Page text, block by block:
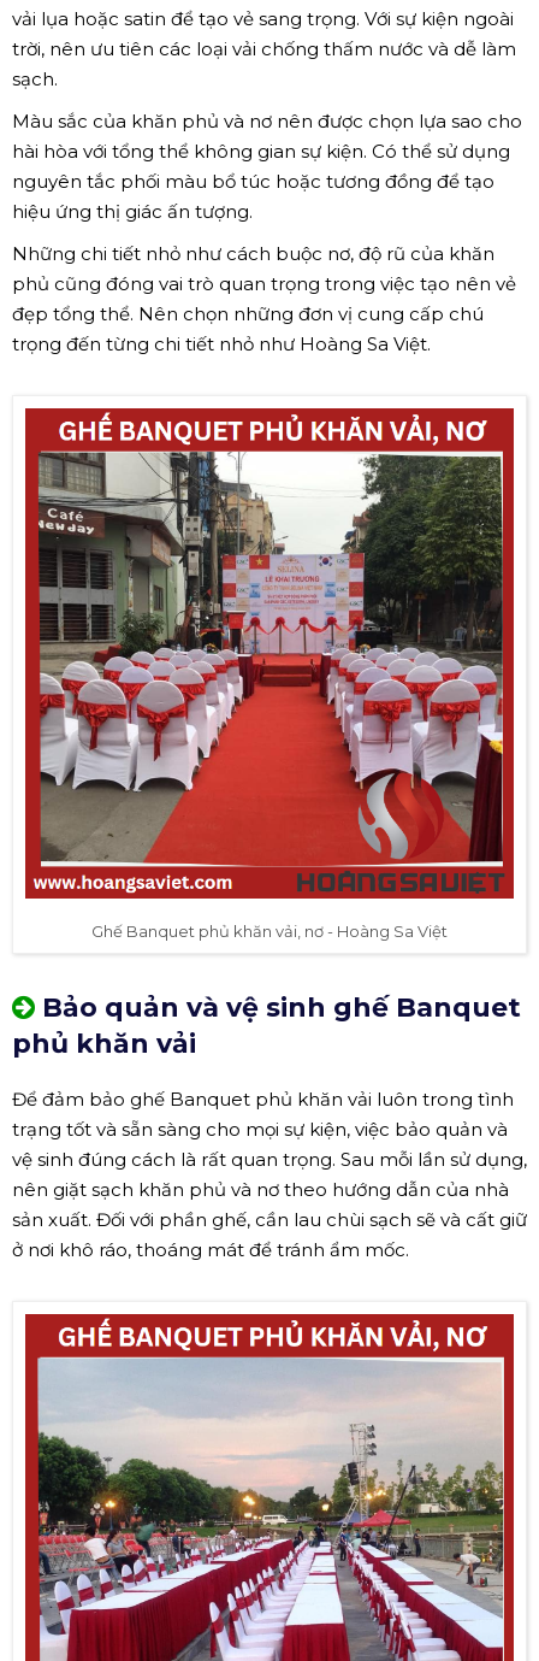
vải lụa hoặc satin để tạo vẻ sang trọng. Với sự kiện ngoài
trời, nên ưu tiên các loại vải chống thấm nước và dễ làm
sạch.
Màu sắc của khăn phủ và nơ nên được chọn lựa sao cho
hài hòa với tổng thể không gian sự kiện. Có thể sử dụng
nguyên tắc phối màu bổ túc hoặc tương đồng để tạo
hiệu ứng thị giác ấn tượng.
Những chi tiết nhỏ như cách buộc nơ, độ rũ của khăn
phủ cũng đóng vai trò quan trọng trong việc tạo nên vẻ
đẹp tổng thể. Nên chọn những đơn vị cung cấp chú
trọng đến từng chi tiết nhỏ như Hoàng Sa Việt.
Ghế Banquet phủ khăn vải, nơ - Hoàng Sa Việt
Bảo quản và vệ sinh ghế Banquet
phủ khăn vải
Để đảm bảo ghế Banquet phủ khăn vải luôn trong tình
trạng tốt và sẵn sàng cho mọi sự kiện, việc bảo quản và
vệ sinh đúng cách là rất quan trọng. Sau mỗi lần sử dụng,
nên giặt sạch khăn phủ và nơ theo hướng dẫn của nhà
sản xuất. Đối với phần ghế, cần lau chùi sạch sẽ và cất giữ
ở nơi khô ráo, thoáng mát để tránh ẩm mốc.